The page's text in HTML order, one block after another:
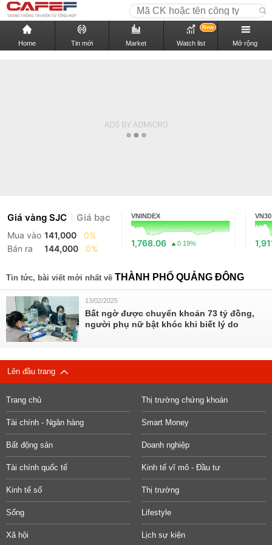
Home Tin mới Market Watch list
New
Mở rộng
Giá vàng SJC Giá bạc
Mua vào 141,000
0%
Bán ra
144,000 0%
VNINDEX
1,768.06 0.19%
VN30
Tin tức, bài viết mới nhất về THÀNH PHỐ QUẢNG ĐÔNG
13/02/2025
Bất ngờ được chuyển khoản 73 tỷ đồng,
người phụ nữ bật khóc khi biết lý do
Lên đầu trang
Trang chủ Thị trường chứng khoán
Tài chính - Ngân hàng Smart Money
Bất động sản Doanh nghiệp
Tài chính quốc tế Kinh tế vĩ mô - Đầu tư
Kinh tế số Thị trường
Sống Lifestyle
Xã hội Lịch sự kiện